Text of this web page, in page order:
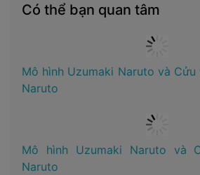
Có thể bạn quan tâm
Mô hình Uzumaki Naruto và Cửu
Naruto
Mô hình Uzumaki Naruto và
Naruto